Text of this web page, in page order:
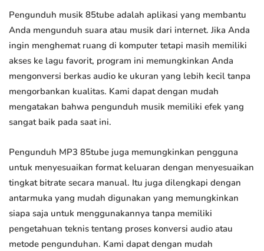
Pengunduh musik 85tube adalah aplikasi yang membantu
Anda mengunduh suara atau musik dari internet. Jika Anda
ingin menghemat ruang di komputer tetapi masih memiliki
akses ke lagu favorit, program ini memungkinkan Anda
mengonversi berkas audio ke ukuran yang lebih kecil tanpa
mengorbankan kualitas. Kami dapat dengan mudah
mengatakan bahwa pengunduh musik memiliki efek yang
sangat baik pada saat ini.
Pengunduh MP3 85tube juga memungkinkan pengguna
untuk menyesuaikan format keluaran dengan menyesuaikan
tingkat bitrate secara manual. Itu juga dilengkapi dengan
antarmuka yang mudah digunakan yang memungkinkan
siapa saja untuk menggunakannya tanpa memiliki
pengetahuan teknis tentang proses konversi audio atau
metode pengunduhan. Kami dapat dengan mudah